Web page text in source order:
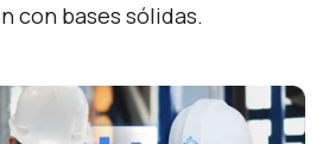
con bases sólidas.